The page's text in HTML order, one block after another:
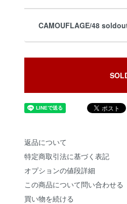
CAMOUFLAGE/48
返品について
特定商取引法に基づく表記
オプションの値段詳細
この商品について問い合わせる
買い物を続ける